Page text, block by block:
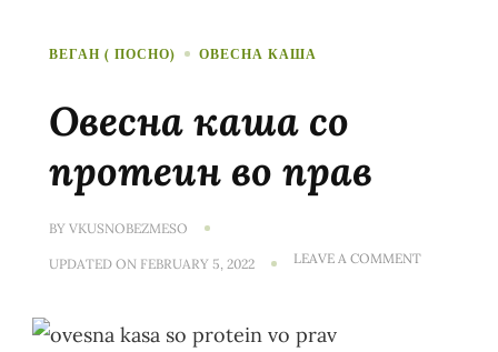
ВЕГАН ( ПОСНО) ОВЕСНА КАША
Овесна каша со
протеин во прав
BY VKUSNOBEZMESO
UPDATED ON FEBRUARY 5, 2022 LEAVE A COMMENTON